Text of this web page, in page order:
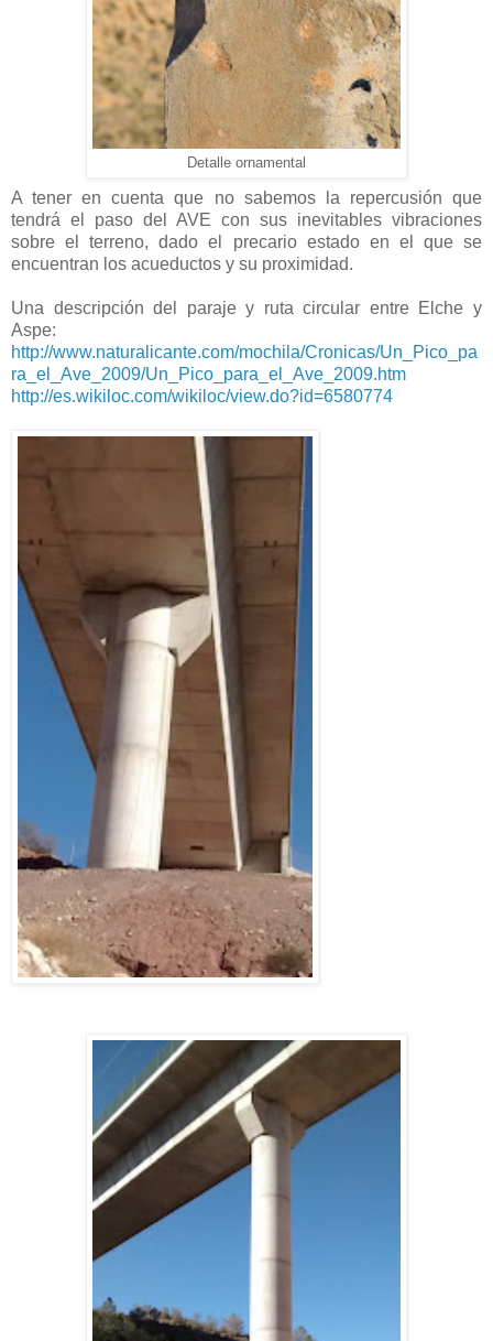
Detalle ornamental
A tener en cuenta que no sabemos la repercusión que
tendrá el paso del AVE con sus inevitables vibraciones
sobre el terreno, dado el precario estado en el que se
encuentran los acueductos y su proximidad.
Una descripción del paraje y ruta circular entre Elche y
Aspe:
http://www.naturalicante.com/mochila/Cronicas/Un_Pico_pa
ra_el_Ave_2009/Un_Pico_para_el_Ave_2009.htm
http://es.wikiloc.com/wikiloc/view.do?id=6580774